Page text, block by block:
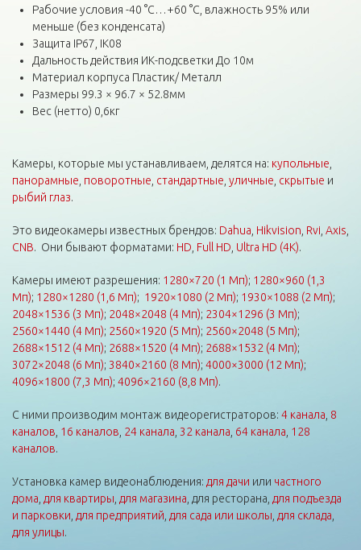
Рабочие условия -40 °C…+60 °C, влажность 95% или
меньше (без конденсата)
Защита IP67, IK08
Дальность действия ИК-подсветки До 10м
Материал корпуса Пластик/ Металл
Размеры 99.3 × 96.7 × 52.8мм
Вес (нетто) 0,6кг
Камеры, которые мы устанавливаем, делятся на: купольные
панорамные поворотные стандартные уличные скрытые и
рыбий глаз.
Это видеокамеры известных брендов: Dahua Hikvision Rvi Axis
CNB. Они бывают форматами: HD Full HD Ultra HD (4K).
Камеры имеют разрешения: 1280×720 (1 Мп); 1280×960 (1,3
Мп); 1280×1280 (1,6 Мп); 1920×1080 (2 Мп); 1930×1088 (2 Мп);
2048×1536 (3 Мп); 2048×2048 (4 Мп); 2304×1296 (3 Мп);
2560×1440 (4 Мп); 2560×1920 (5 Мп); 2560×2048 (5 Мп);
2688×1512 (4 Мп); 2688×1520 (4 Мп); 2688×1532 (4 Мп);
3072×2048 (6 Мп); 3840×2160 (8 Мп); 4000×3000 (12 Мп);
4096×1800 (7,3 Мп); 4096×2160 (8,8 Мп).
С ними производим монтаж видеорегистраторов: 4 канала 8
каналов 16 каналов 24 канала 32 канала 64 канала 128
каналов.
Установка камер видеонаблюдения: для дачи или частного
дома для квартиры для магазина , для ресторана, для подъезда
и парковки для предприятий для сада или школы для склада
для улицы.